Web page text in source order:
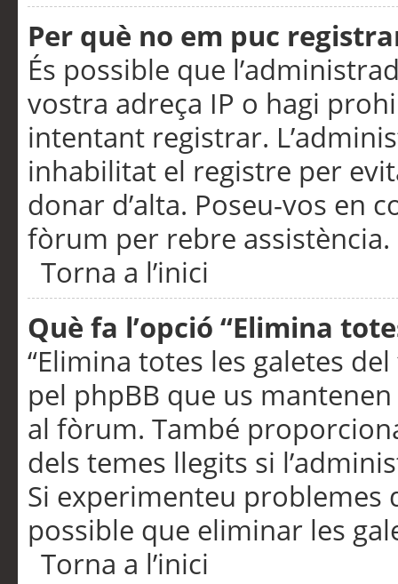
Per què no em puc
És possible que
vostra adreça IP o hagi
intentant registrar.
inhabilitat el registre per
donar d’alta. Poseu-vos en
fòrum per rebre assistència.
Torna a l’inici
Què fa l’opció “Elimina
“Elimina totes les galetes
pel phpBB que us
al fòrum. També
dels temes llegits si
Si experimenteu problemes
possible que eliminar les
Torna a l’inici